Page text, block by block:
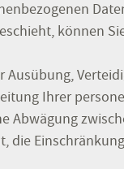
können
Ihrer
Abwägung